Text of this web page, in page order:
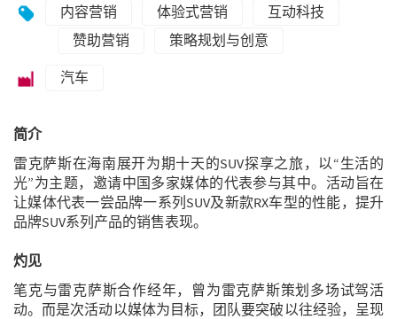
内容营销 体验式营销
互动科技
赞助营销
策略规划与创意
汽车
简介
雷克萨斯在海南展开为期十天的SUV探享之旅，以“生活的
光”为主题，邀请中国多家媒体的代表参与其中。活动旨在
让媒体代表一尝品牌一系列SUV及新款RX车型的性能，提升
品牌SUV系列产品的销售表现。
灼见
笔克与雷克萨斯合作经年，曾为雷克萨斯策划多场试驾活
动。而是次活动以媒体为目标，团队要突破以往经验，呈现